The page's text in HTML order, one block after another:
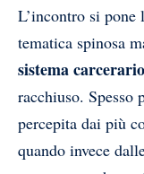
L’incontro si pone
tematica spinosa
sistema carcerario
racchiuso. Spesso
percepita dai più
quando invece